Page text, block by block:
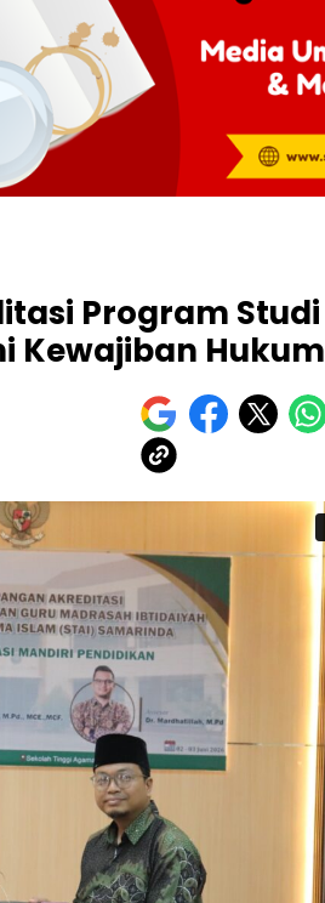
Program Studi
Kewajiban Hukum